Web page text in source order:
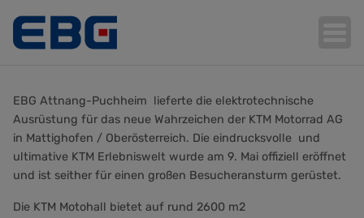
Hauptnavigation
EBG Attnang-Puchheim lieferte die elektrotechnische
Ausrüstung für das neue Wahrzeichen der KTM Motorrad AG
in Mattighofen / Oberösterreich. Die eindrucksvolle und
ultimative KTM Erlebniswelt wurde am 9. Mai offiziell eröffnet
und ist seither für einen großen Besucheransturm gerüstet.
Die KTM Motohall bietet auf rund 2600 m2